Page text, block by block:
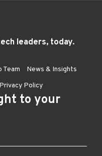
leaders, today.
Team
News & Insights
Policy
to your